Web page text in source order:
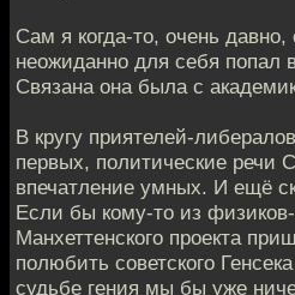
Сам я когда-то, очень
неожиданно для себя попал
Связана она была с
В кругу приятелей-
первых, политические речи
впечатление умных. И ещё
Если бы кому-то из
Манхеттенского проекта
полюбить советского
судьбе гения мы бы уже